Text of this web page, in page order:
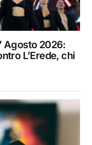
Agosto 2026:
L’Erede, chi